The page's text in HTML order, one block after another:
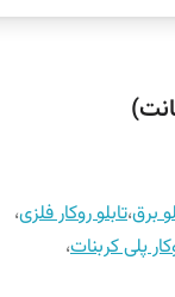
برق،تابلو روکار فلزی،
پلی کربنات،